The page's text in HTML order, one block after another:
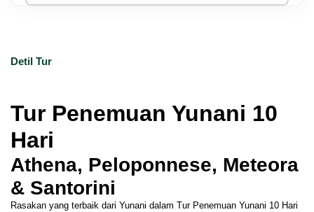
Detil Tur
Tur Penemuan Yunani 10
Hari
Athena, Peloponnese, Meteora
& Santorini
Rasakan yang terbaik dari Yunani dalam Tur Penemuan Yunani 10 Hari